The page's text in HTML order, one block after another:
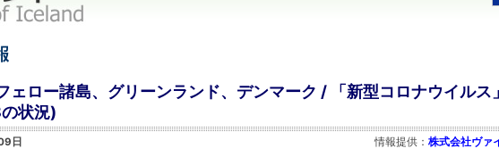
ェロー諸島、グリーンランド、デンマーク / 「新型コロナウイルス
状況)
日 情報提供： 株式会社ヴァ